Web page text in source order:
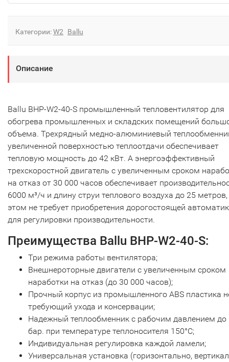
Категории:W2 Ballu
Описание
Ballu BHP-W2-40-S промышленный тепловентилятор для
обогрева промышленных и складских помещений
объема. Трехрядный медно-алюминиевый
увеличенной поверхностью теплоотдачи обеспечивает
тепловую мощность до 42 кВт. А энергоэффективный
трехскоростной двигатель с увеличенным сроком
на отказ от 30 000 часов обеспечивает
6000 м³/ч и длину струи теплового воздуха до 25
этом не требует приобретения дорогостоящей
для регулировки производительности.
Преимущества Ballu BHP-W2-40-S:
Три режима работы вентилятора;
Внешнероторные двигатели с увеличенным сроком
наработки на отказ (до 30 000 часов);
Прочный корпус из промышленного ABS пластика
требующий ухода и консервации;
Надежный теплообменник с рабочим давлением до
бар. при температуре теплоносителя 150°С;
Индивидуальная регулировка каждой ламели;
Универсальная установка (горизонтально,